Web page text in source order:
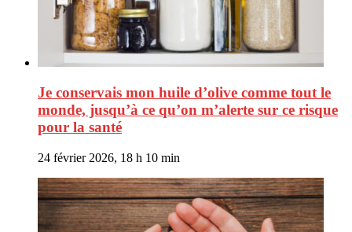
Je conservais mon huile d’olive comme tout le
monde, jusqu’à ce qu’on m’alerte sur ce risque
pour la santé
24 février 2026, 18 h 10 min